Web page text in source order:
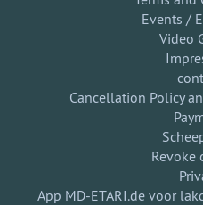
Events /
Video
Cancellation Policy
Revoke
App MD-ETARI.de voor